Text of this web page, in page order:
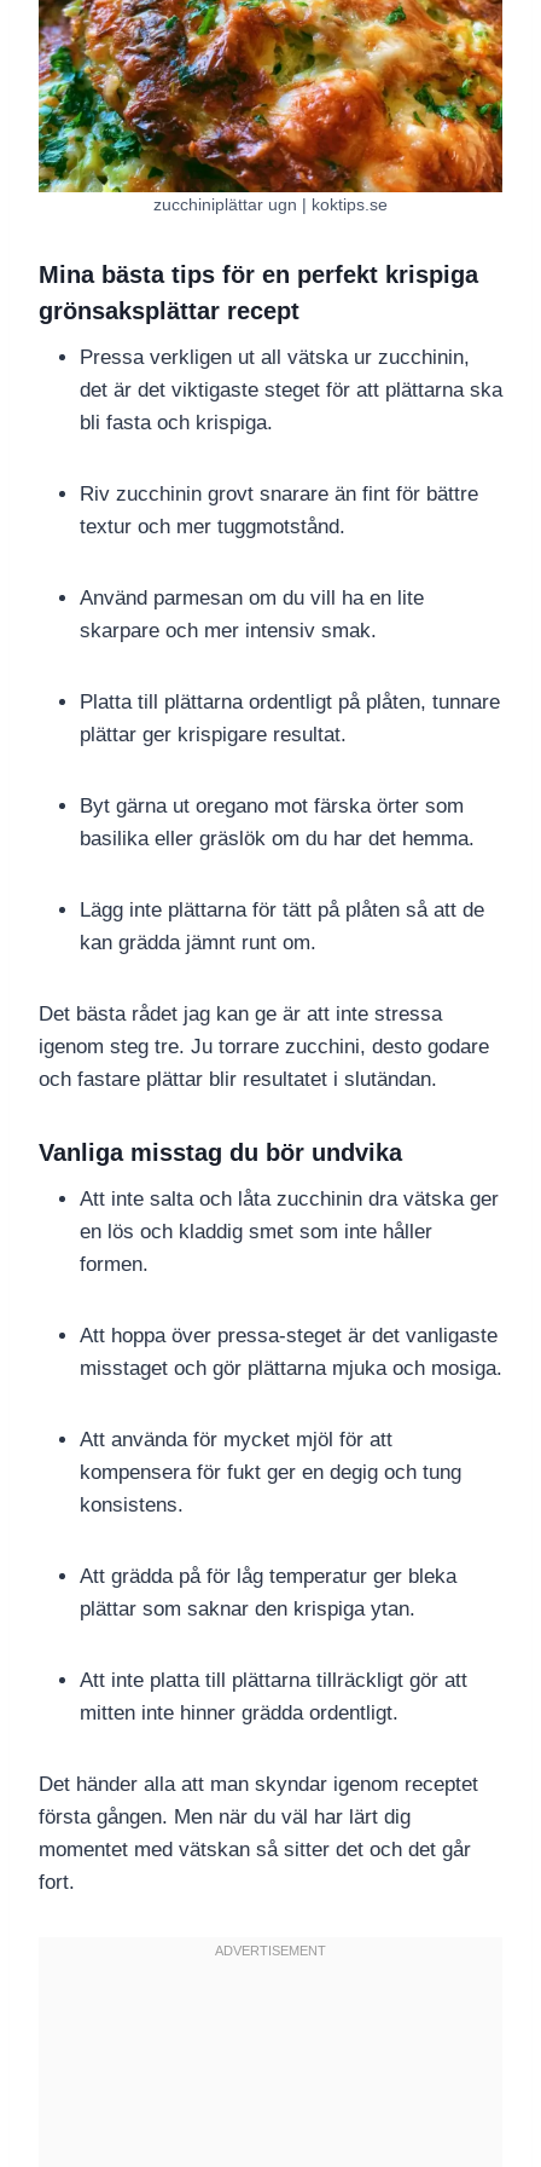
zucchiniplättar ugn | koktips.se
Mina bästa tips för en perfekt krispiga
grönsaksplättar recept
Pressa verkligen ut all vätska ur zucchinin,
det är det viktigaste steget för att plättarna ska
bli fasta och krispiga.
Riv zucchinin grovt snarare än fint för bättre
textur och mer tuggmotstånd.
Använd parmesan om du vill ha en lite
skarpare och mer intensiv smak.
Platta till plättarna ordentligt på plåten, tunnare
plättar ger krispigare resultat.
Byt gärna ut oregano mot färska örter som
basilika eller gräslök om du har det hemma.
Lägg inte plättarna för tätt på plåten så att de
kan grädda jämnt runt om.
Det bästa rådet jag kan ge är att inte stressa
igenom steg tre. Ju torrare zucchini, desto godare
och fastare plättar blir resultatet i slutändan.
Vanliga misstag du bör undvika
Att inte salta och låta zucchinin dra vätska ger
en lös och kladdig smet som inte håller
formen.
Att hoppa över pressa-steget är det vanligaste
misstaget och gör plättarna mjuka och mosiga.
Att använda för mycket mjöl för att
kompensera för fukt ger en degig och tung
konsistens.
Att grädda på för låg temperatur ger bleka
plättar som saknar den krispiga ytan.
Att inte platta till plättarna tillräckligt gör att
mitten inte hinner grädda ordentligt.
Det händer alla att man skyndar igenom receptet
första gången. Men när du väl har lärt dig
momentet med vätskan så sitter det och det går
fort.